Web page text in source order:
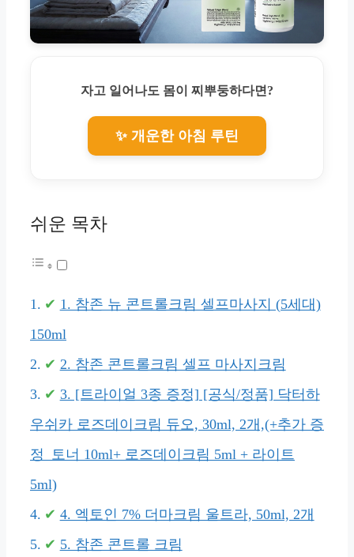
자고 일어나도 몸이 찌뿌둥하다면?
✨ 개운한 아침 루틴
쉬운 목차
1. 참존 뉴 콘트롤크림 셀프마사지 (5세대)
150ml
2. 참존 콘트롤크림 셀프 마사지크림
3. [트라이얼 3종 증정] [공식/정품] 닥터하
우쉬카 로즈데이크림 듀오, 30ml, 2개,(+추가 증
정_토너 10ml+ 로즈데이크림 5ml + 라이트
5ml)
4. 엑토인 7% 더마크림 울트라, 50ml, 2개
5. 참존 콘트롤 크림